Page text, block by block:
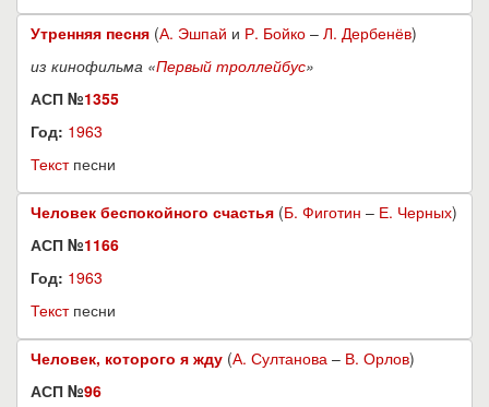
Утренняя песня (А. Эшпай и Р. Бойко – Л. Дербенёв)
из кинофильма «Первый троллейбус»
АСП №1355
Год: 1963
Текстпесни
Человек беспокойного счастья (Б. Фиготин – Е. Черных)
АСП №1166
Год: 1963
Текстпесни
Человек, которого я жду (А. Султанова – В. Орлов)
АСП №96